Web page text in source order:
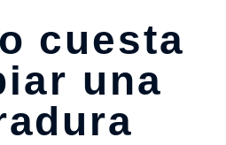
cuesta
una